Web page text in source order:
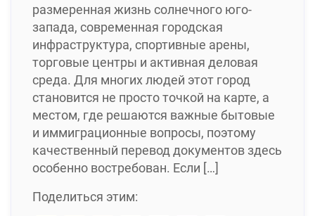
размеренная жизнь солнечного юго-
запада, современная городская
инфраструктура, спортивные арены,
торговые центры и активная деловая
среда. Для многих людей этот город
становится не просто точкой на карте, а
местом, где решаются важные бытовые
и иммиграционные вопросы, поэтому
качественный перевод документов здесь
особенно востребован. Если […]
Поделиться этим: